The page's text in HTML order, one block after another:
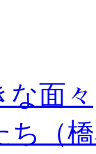
面々
ち（